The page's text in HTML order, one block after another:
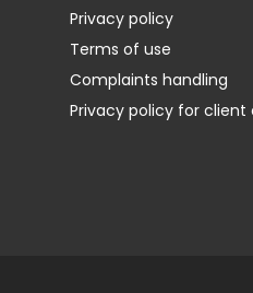
Privacy policy
Terms of use
Complaints handling
Privacy policy for